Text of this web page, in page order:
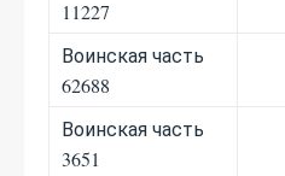
11227
Воинская часть
62688
Воинская часть
3651